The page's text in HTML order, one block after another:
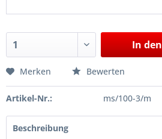
In den
Merken Bewerten
Artikel-Nr.: ms/100-3/m
Beschreibung